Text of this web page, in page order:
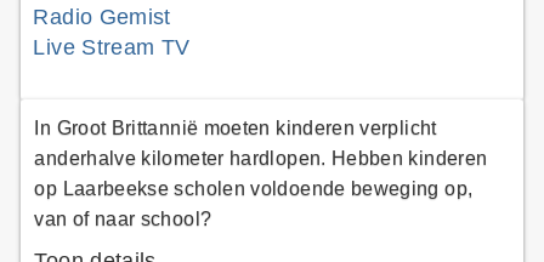
Radio Gemist
Live Stream TV
In Groot Brittannië moeten kinderen verplicht
anderhalve kilometer hardlopen. Hebben kinderen
op Laarbeekse scholen voldoende beweging op,
van of naar school?